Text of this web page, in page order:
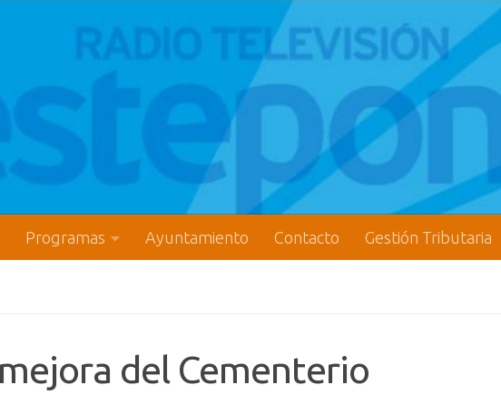
Programas Ayuntamiento Contacto Gestión Tributaria
del Cementerio